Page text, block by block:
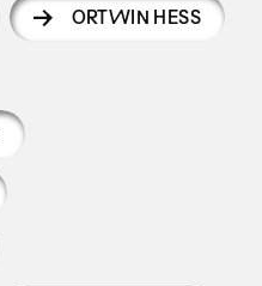
ORTWIN HESS